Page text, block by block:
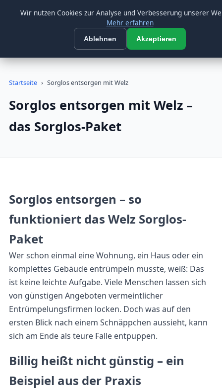
🟢 Heute geöffnet bis 22:00 Uhr 09547 872733
Firma Welz
SEIT ÜBER 26 JAHREN
Startseite › Sorglos entsorgen mit Welz
Sorglos entsorgen mit Welz –
das Sorglos-Paket
Sorglos entsorgen – so
funktioniert das Welz Sorglos-
Paket
Wer schon einmal eine Wohnung, ein Haus oder ein
komplettes Gebäude entrümpeln musste, weiß: Das
ist keine leichte Aufgabe. Viele Menschen lassen sich
von günstigen Angeboten vermeintlicher
Entrümpelungsfirmen locken. Doch was auf den
ersten Blick nach einem Schnäppchen aussieht, kann
sich am Ende als teure Falle entpuppen.
Billig heißt nicht günstig – ein
Beispiel aus der Praxis
Wir nutzen Cookies zur Analyse und Verbesserung unserer
Mehr erfahren
Ablehnen Akzeptieren